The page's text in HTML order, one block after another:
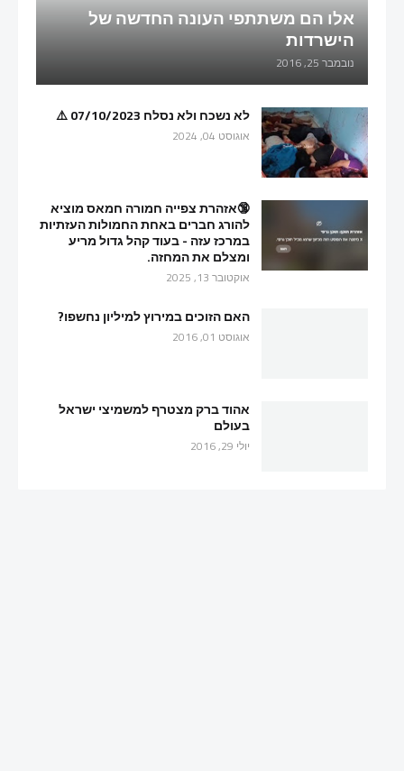
אלו הם משתתפי העונה החדשה של
הישרדות
נובמבר 25, 2016
לא נשכח ולא נסלח 07/10/2023 ⚠️
אוגוסט 04, 2024
🔞אזהרת צפייה חמורה חמאס מוציא
להורג חברים באחת החמולות העזתיות
במרכז עזה - בעוד קהל גדול מריע
ומצלם את המחזה.
אוקטובר 13, 2025
האם הזוכים במירוץ למיליון נחשפו?
אוגוסט 01, 2016
אהוד ברק מצטרף למשמיצי ישראל
בעולם
יולי 29, 2016